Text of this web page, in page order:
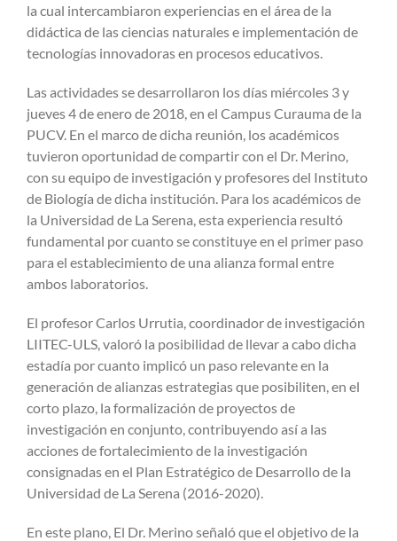
la cual intercambiaron experiencias en el área de la
didáctica de las ciencias naturales e implementación de
tecnologías innovadoras en procesos educativos.
Las actividades se desarrollaron los días miércoles 3 y
jueves 4 de enero de 2018, en el Campus Curauma de la
PUCV. En el marco de dicha reunión, los académicos
tuvieron oportunidad de compartir con el Dr. Merino,
con su equipo de investigación y profesores del Instituto
de Biología de dicha institución. Para los académicos de
la Universidad de La Serena, esta experiencia resultó
fundamental por cuanto se constituye en el primer paso
para el establecimiento de una alianza formal entre
ambos laboratorios.
El profesor Carlos Urrutia, coordinador de investigación
LIITEC-ULS, valoró la posibilidad de llevar a cabo dicha
estadía por cuanto implicó un paso relevante en la
generación de alianzas estrategias que posibiliten, en el
corto plazo, la formalización de proyectos de
investigación en conjunto, contribuyendo así a las
acciones de fortalecimiento de la investigación
consignadas en el Plan Estratégico de Desarrollo de la
Universidad de La Serena (2016-2020).
En este plano, El Dr. Merino señaló que el objetivo de la